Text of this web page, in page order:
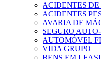
ACIDENTES
ACIDENTES
AVARIA DE
SEGURO
AUTOMÓVEL
VIDA GRUPO
BENS EM